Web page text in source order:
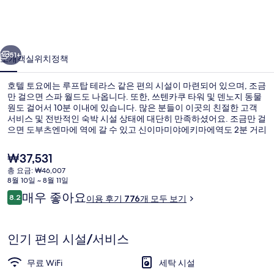
갤
러
리
51+
소개객실위치정책
호텔 토요에는 루프탑 테라스 같은 편의 시설이 마련되어 있으며, 조금
만 걸으면 스파 월드도 나옵니다. 또한, 쓰텐카쿠 타워 및 덴노지 동물
원도 걸어서 10분 이내에 있습니다. 많은 분들이 이곳의 친절한 고객
서비스 및 전반적인 숙박 시설 상태에 대단히 만족하셨어요. 조금만 걸
으면 도부츠엔마에 역에 갈 수 있고 신이마미야에키마에역도 2분 거리
현
재
가
격
은
₩37,531
총 요금: ₩46,007
8월 10일 ~ 8월 11일
이
용
기
8.210점 만점 중 8.2점.
매우 좋아요이용 후기 776개 모두 보기
인기 편의 시설/서비스
무료 WiFi
세탁 시설